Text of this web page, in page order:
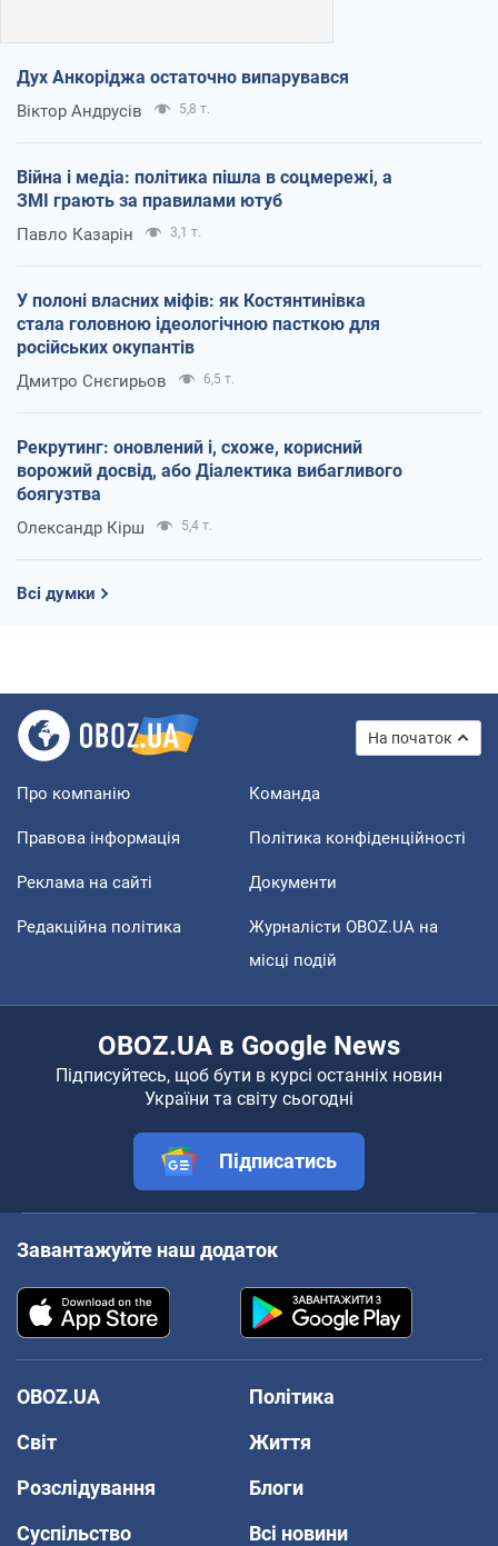
Дух Анкоріджа остаточно випарувався
Віктор Андрусів 5,8 т.
Війна і медіа: політика пішла в соцмережі, а
ЗМІ грають за правилами ютуб
Павло Казарін 3,1 т.
У полоні власних міфів: як Костянтинівка
стала головною ідеологічною пасткою для
російських окупантів
Дмитро Снєгирьов 6,5 т.
Рекрутинг: оновлений і, схоже, корисний
ворожий досвід, або Діалектика вибагливого
боягузтва
Олександр Кірш 5,4 т.
Всі думки
На початок
Про компанію Команда
Правова інформація Політика конфіденційності
Реклама на сайті Документи
Редакційна політика
Журналісти OBOZ.UA на
місці подій
OBOZ.UA в Google News
Підписуйтесь, щоб бути в курсі останніх новин
України та світу сьогодні
Підписатись
Завантажуйте наш додаток
OBOZ.UA
Політика
Світ
Життя
Розслідування
Блоги
Суспільство
Всі новини